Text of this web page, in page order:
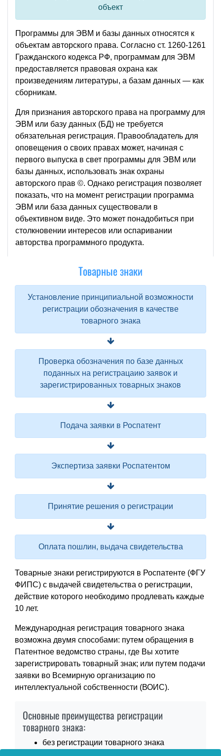
объект
Программы для ЭВМ и базы данных относятся к
объектам авторского права. Согласно ст. 1260-1261
Гражданского кодекса РФ, программам для ЭВМ
предоставляется правовая охрана как
произведениям литературы, а базам данных — как
сборникам.
Для признания авторского права на программу для
ЭВМ или базу данных (БД) не требуется
обязательная регистрация. Правообладатель для
оповещения о своих правах может, начиная с
первого выпуска в свет программы для ЭВМ или
базы данных, использовать знак охраны
авторского прав ©. Однако регистрация позволяет
показать, что на момент регистрации программа
ЭВМ или база данных существовали в
объективном виде. Это может понадобиться при
столкновении интересов или оспаривании
авторства программного продукта.
Товарные знаки
Установление принципиальной возможности
регистрации обозначения в качестве
товарного знака
Проверка обозначения по базе данных
поданных на регистрацаию заявок и
зарегистрированных товарных знаков
Подача заявки в Роспатент
Экспертиза заявки Роспатентом
Принятие решения о регистрации
Оплата пошлин, выдача свидетельства
Товарные знаки регистрируются в Роспатенте (ФГУ
ФИПС) с выдачей свидетельства о регистрации,
действие которого необходимо продлевать каждые
10 лет.
Международная регистрация товарного знака
возможна двумя способами: путем обращения в
Патентное ведомство страны, где Вы хотите
зарегистрировать товарный знак; или путем подачи
заявки во Всемирную организацию по
интеллектуальной собственности (ВОИС).
Основные преимущества регистрации
товарного знака:
без регистрации товарного знака